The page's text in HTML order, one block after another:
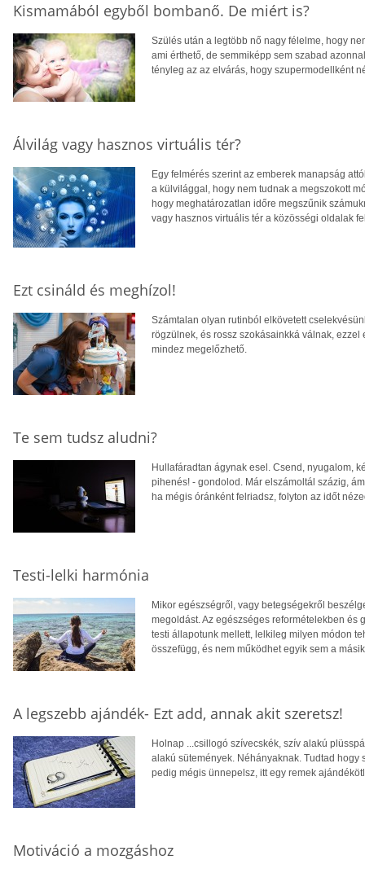
Kismamából egyből bombanő. De miért is?
Szülés után a legtöbb nő nagy félelme, hogy
ami érthető, de semmiképp sem szabad
tényleg az az elvárás, hogy szupermodellként
Álvilág vagy hasznos virtuális tér?
Egy felmérés szerint az emberek manapság
a külvilággal, hogy nem tudnak a megszokott
hogy meghatározatlan időre megszűnik
vagy hasznos virtuális tér a közösségi oldalak
Ezt csináld és meghízol!
Számtalan olyan rutinból elkövetett
rögzülnek, és rossz szokásainkká válnak,
mindez megelőzhető.
Te sem tudsz aludni?
Hullafáradtan ágynak esel. Csend, nyugalom,
pihenés! - gondolod. Már elszámoltál százig,
ha mégis óránként felriadsz, folyton az időt
Testi-lelki harmónia
Mikor egészségről, vagy betegségekről
megoldást. Az egészséges reformételekben és
testi állapotunk mellett, lelkileg milyen módon
összefügg, és nem működhet egyik sem a
A legszebb ajándék- Ezt add, annak akit szeretsz!
Holnap ...csillogó szívecskék, szív alakú
alakú sütemények. Néhányaknak. Tudtad
pedig mégis ünnepelsz, itt egy remek
Motiváció a mozgáshoz